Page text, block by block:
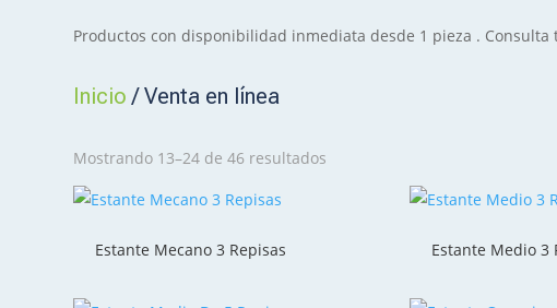
Productos con disponibilidad inmediata desde 1 pieza .
Inicio / Venta en línea
Mostrando 13–24 de 46 resultados
Estante Mecano 3 Repisas Estante Medio 3